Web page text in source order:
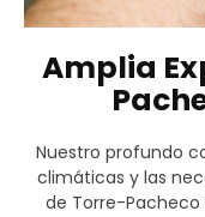
Amplia
Nuestro profundo
climáticas y las
de Torre-